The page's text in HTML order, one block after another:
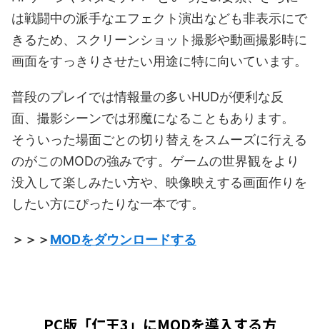
は戦闘中の派手なエフェクト演出なども非表示にで
きるため、スクリーンショット撮影や動画撮影時に
画面をすっきりさせたい用途に特に向いています。
普段のプレイでは情報量の多いHUDが便利な反
面、撮影シーンでは邪魔になることもあります。
そういった場面ごとの切り替えをスムーズに行える
のがこのMODの強みです。ゲームの世界観をより
没入して楽しみたい方や、映像映えする画面作りを
したい方にぴったりな一本です。
＞＞＞MODをダウンロードする
PC版「仁王3」にMODを導入する方